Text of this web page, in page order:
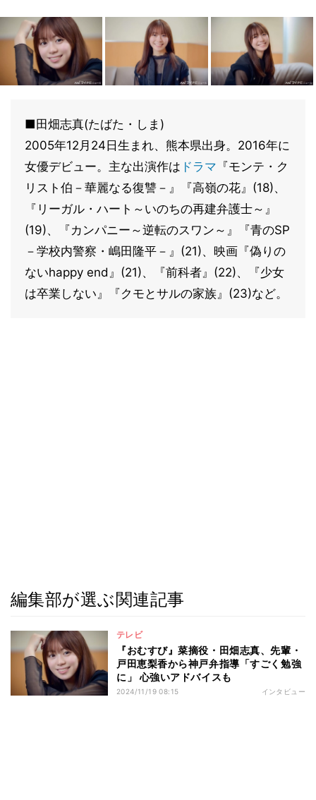
■田畑志真(たばた・しま)
2005年12月24日生まれ、熊本県出身。2016年に
女優デビュー。主な出演作は ドラマ 『モンテ・ク
リスト伯－華麗なる復讐－』『高嶺の花』(18)、
『リーガル・ハート～いのちの再建弁護士～』
(19)、『カンパニー～逆転のスワン～』『青のSP
－学校内警察・嶋田隆平－』(21)、映画『偽りの
ないhappy end』(21)、『前科者』(22)、『少女
は卒業しない』『クモとサルの家族』(23)など。
編集部が選ぶ関連記事
テレビ
『おむすび』菜摘役・田畑志真、先輩・
戸田恵梨香から神戸弁指導「すごく勉強
に」 心強いアドバイスも
2024/11/19 08:15 インタビュー